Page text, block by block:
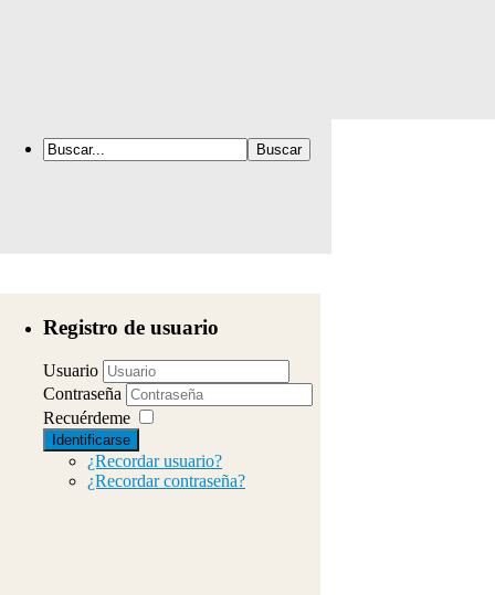
Registro de usuario
Usuario
Contraseña
Recuérdeme
Identificarse
¿Recordar usuario?
¿Recordar contraseña?